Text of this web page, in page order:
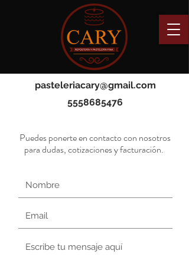
pasteleriacary@gmail.com
5558685476
Puedes ponerte en contacto con nosotros
para dudas, cotizaciones y facturación.